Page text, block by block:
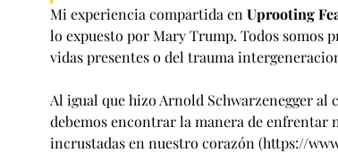
Mi experiencia compartida en Uprooting
lo expuesto por Mary Trump. Todos somos
vidas presentes o del trauma
Al igual que hizo Arnold Schwarzenegger
debemos encontrar la manera de enfrentar
incrustadas en nuestro corazón (https://